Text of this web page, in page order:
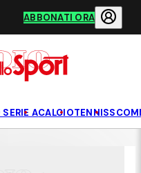
ABBONATI ORA
SERIE ACALCIOTENNIS